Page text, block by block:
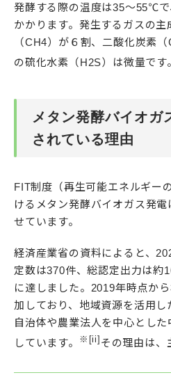
発酵する際の温度は35～55℃
かかります。発生するガスの主
（CH4）が６割、二酸化炭素
の硫化水素（H2S）は微量です
メタン発酵バイオガ
されている理由
FIT制度（再生可能エネルギー
けるメタン発酵バイオガス発
せています。
経済産業省の資料によると、
定数は370件、総認定出力は約
に達しました。2019年時点か
加しており、地域資源を活用し
自治体や農業法人を中心とし
しています。
※[ii] その理由は、